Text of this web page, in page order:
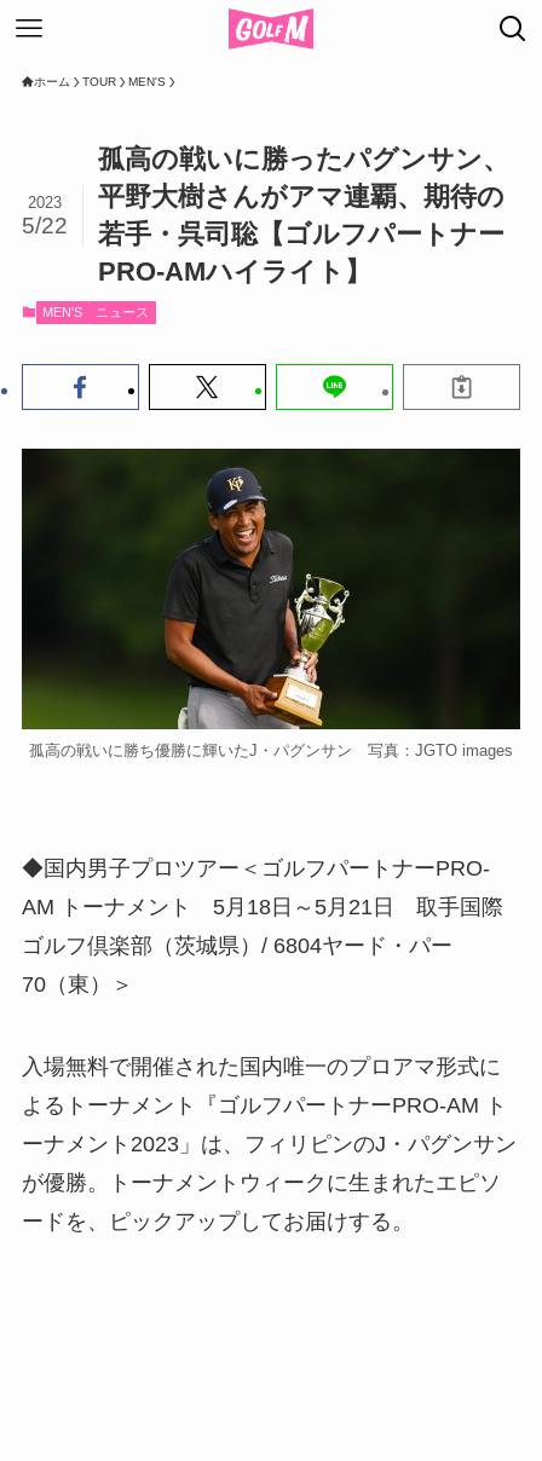
ホーム TOUR MEN'S
孤高の戦いに勝ったパグンサン、
平野大樹さんがアマ連覇、期待の
若手・呉司聡【ゴルフパートナー
PRO-AMハイライト】
2023
5/22
MEN'S ニュース
孤高の戦いに勝ち優勝に輝いたJ・パグンサン 写真：JGTO images
◆国内男子プロツアー＜ゴルフパートナーPRO-
AM トーナメント 5月18日～5月21日 取手国際
ゴルフ倶楽部（茨城県）/ 6804ヤード・パー
70（東）＞
入場無料で開催された国内唯一のプロアマ形式に
よるトーナメント『ゴルフパートナーPRO-AM ト
ーナメント2023」は、フィリピンのJ・パグンサン
が優勝。トーナメントウィークに生まれたエピソ
ードを、ピックアップしてお届けする。